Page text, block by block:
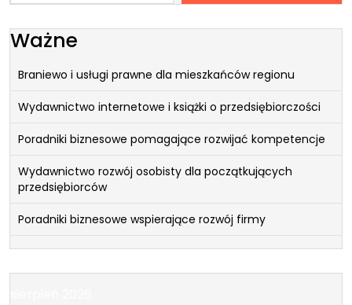
Ważne
Braniewo i usługi prawne dla mieszkańców regionu
Wydawnictwo internetowe i książki o przedsiębiorczości
Poradniki biznesowe pomagające rozwijać kompetencje
Wydawnictwo rozwój osobisty dla początkujących
przedsiębiorców
Poradniki biznesowe wspierające rozwój firmy